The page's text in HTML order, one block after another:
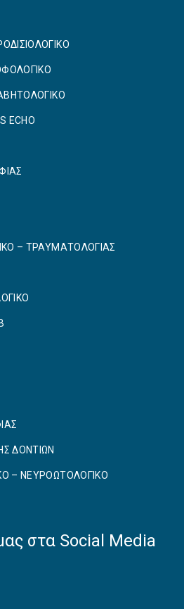
ECHO
– ΤΡΑΥΜΑΤΟΛΟΓΙΑΣ
ΔΟΝΤΙΩΝ
– ΝΕΥΡΟΩΤΟΛΟΓΙΚΟ
στα Social Media